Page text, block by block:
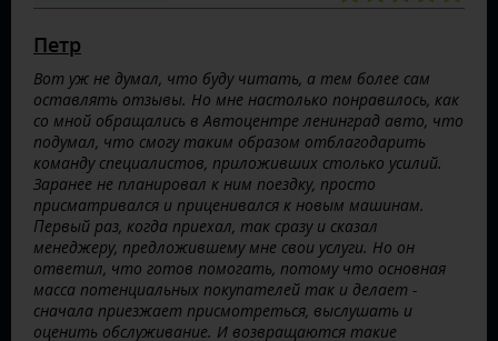
Петр
Вот уж не думал, что буду читать, а тем более сам
оставлять отзывы. Но мне настолько понравилось, как
со мной обращались в Автоцентре ленинград авто, что
подумал, что смогу таким образом отблагодарить
команду специалистов, приложивших столько усилий.
Заранее не планировал к ним поездку, просто
присматривался и приценивался к новым машинам.
Первый раз, когда приехал, так сразу и сказал
менеджеру, предложившему мне свои услуги. Но он
ответил, что готов помогать, потому что основная
масса потенциальных покупателей так и делает -
сначала приезжает присмотреться, выслушать и
оценить обслуживание. И возвращаются такие